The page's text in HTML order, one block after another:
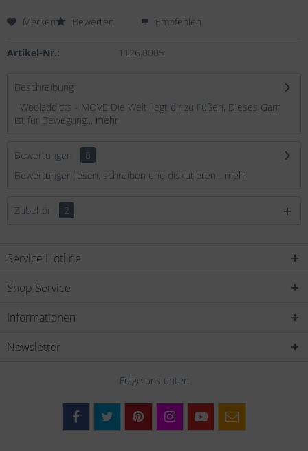
Merken Bewerten Empfehlen
Artikel-Nr.: 1126.0005
Beschreibung
Wooladdicts - MOVE Die Welt liegt dir zu Füßen. Dieses Garn
ist für Bewegung... mehr
Bewertungen
0
Bewertungen lesen, schreiben und diskutieren... mehr
Zubehör 2
Service Hotline
Shop Service
Informationen
Newsletter
Folge uns unter: